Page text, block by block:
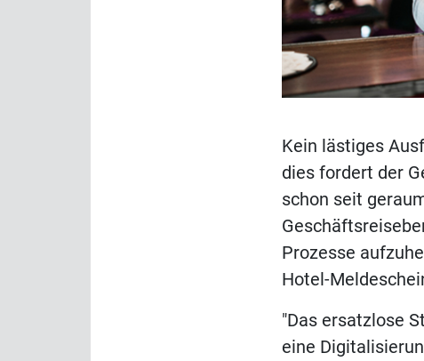
Kein lästiges
dies fordert der
schon seit
Prozesse
Hotel-
"Das ersatzlose
eine